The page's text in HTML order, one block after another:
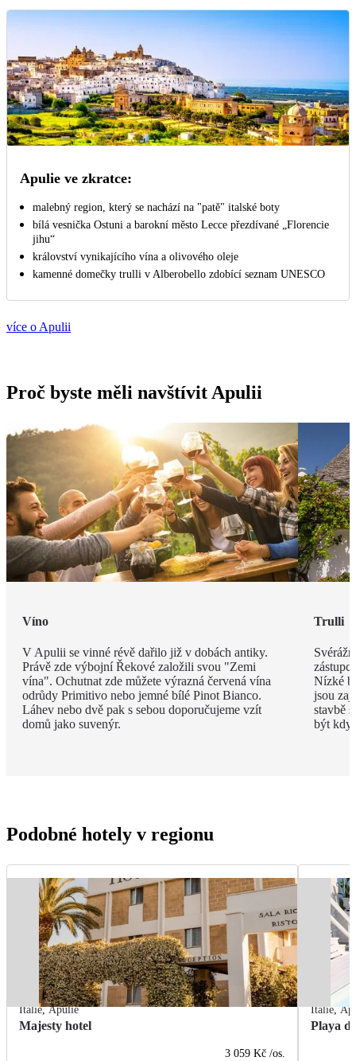
Apulie ve zkratce:
malebný region, který se nachází na "patě" italské boty
bílá vesnička Ostuni a barokní město Lecce přezdívané „Florencie
jihu“
království vynikajícího vína a olivového oleje
kamenné domečky trulli v Alberobello zdobící seznam UNESCO
více o Apulii
Proč byste měli navštívit Apulii
Víno
V Apulii se vinné révě dařilo již v dobách antiky.
Právě zde výbojní Řekové založili svou "Zemi
vína". Ochutnat zde můžete výrazná červená vína
odrůdy Primitivo nebo jemné bílé Pinot Bianco.
Láhev nebo dvě pak s sebou doporučujeme vzít
domů jako suvenýr.
Trulli
Nízké
jsou
stavbě
být
Podobné hotely v regionu
Itálie,Apulie
Majesty hotel
3 059 Kč /os.
Itálie,
Playa